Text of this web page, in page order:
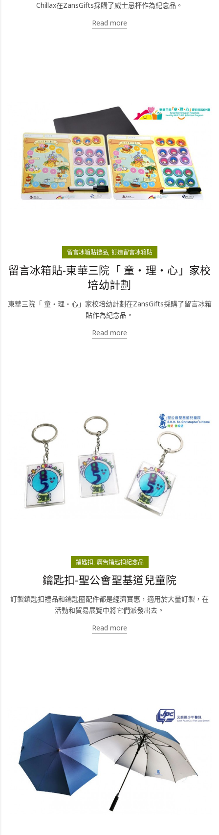
Chillax在ZansGifts採購了威士忌杯作為紀念品。
Read more
留言冰箱貼禮品 訂造留言冰箱貼
留言冰箱貼-東華三院「 童‧理‧心」家校
培幼計劃
東華三院「 童‧理‧心」家校培幼計劃在ZansGifts採購了留言冰箱
貼作為紀念品。
Read more
鑰匙扣 廣告鑰匙扣紀念品
鑰匙扣-聖公會聖基道兒童院
訂製鎖匙扣禮品和鑰匙圈配件都是經濟實惠，適用於大量訂製，在
活動和貿易展覽中將它們派發出去。
Read more